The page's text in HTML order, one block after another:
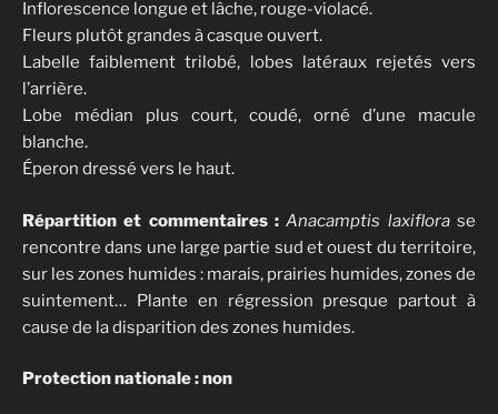
Inflorescence longue et lâche, rouge-violacé.
Fleurs plutôt grandes à casque ouvert.
Labelle faiblement trilobé, lobes latéraux rejetés vers
l’arrière.
Lobe médian plus court, coudé, orné d’une macule
blanche.
Éperon dressé vers le haut.
Répartition et commentaires :Anacamptis laxiflorase
rencontre dans une large partie sud et ouest du territoire,
sur les zones humides : marais, prairies humides, zones de
suintement… Plante en régression presque partout à
cause de la disparition des zones humides.
Protection nationale : non